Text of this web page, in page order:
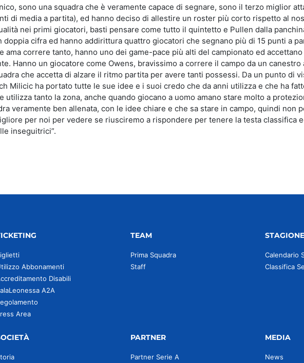
sono una squadra che è veramente capace di segnare, sono il terzo miglior
di media a partita), ed hanno deciso di allestire un roster più corto rispetto al
nei primi giocatori, basti pensare come tutto il quintetto e Pullen dalla
doppia cifra ed hanno addirittura quattro giocatori che segnano più di 15 punti a
ama correre tanto, hanno uno dei game-pace più alti del campionato ed
Hanno un giocatore come Owens, bravissimo a correre il campo da un canestro
che accetta di alzare il ritmo partita per avere tanti possessi. Da un punto di
Milicic ha portato tutte le sue idee e i suoi credo che da anni utilizza e che ha
utilizza tanto la zona, anche quando giocano a uomo amano stare molto a
veramente ben allenata, con le idee chiare e che sa stare in campo, quindi non
per noi per vedere se riusciremo a rispondere per tenere la testa classifica
inseguitrici”.
Abbonamenti
Disabili
A2A
Area
TEAM
Prima Squadra
Staff
STAGIONE
Calendario
Classifica
PARTNER
Partner Serie A
MEDIA
News